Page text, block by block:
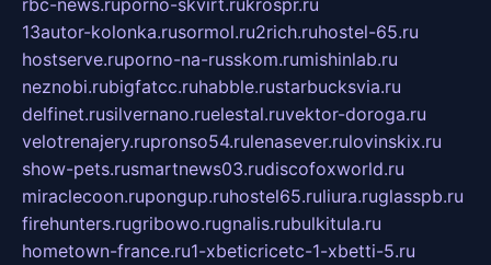
13autor-kolonka.rusormol.ru2rich.ruhostel-65.ru
hostserve.ruporno-na-russkom.rumishinlab.ru
neznobi.rubigfatcc.ruhabble.rustarbucksvia.ru
delfinet.rusilvernano.ruelestal.ruvektor-doroga.ru
velotrenajery.rupronso54.rulenasever.rulovinskix.ru
show-pets.rusmartnews03.rudiscofoxworld.ru
miraclecoon.rupongup.ruhostel65.ruliura.ruglasspb.ru
firehunters.rugribowo.rugnalis.rubulkitula.ru
hometown-france.ru1-xbeticricetc-1-xbetti-5.ru